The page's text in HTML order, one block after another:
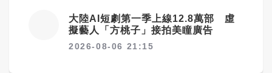
大陸AI短劇第一季上線12.8萬部 虛
擬藝人「方桃子」接拍美瞳廣告
2026-08-06 21:15